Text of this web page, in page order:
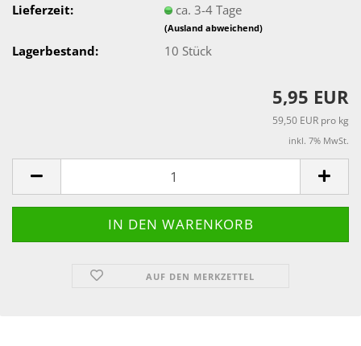
Lieferzeit:
ca. 3-4 Tage
(Ausland abweichend)
Lagerbestand: 10 Stück
5,95 EUR
59,50 EUR pro kg
inkl. 7% MwSt.
AUF DEN MERKZETTEL